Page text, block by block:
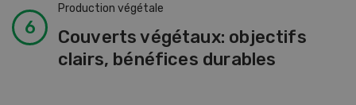
Production végétale
Couverts végétaux: objectifs
clairs, bénéfices durables